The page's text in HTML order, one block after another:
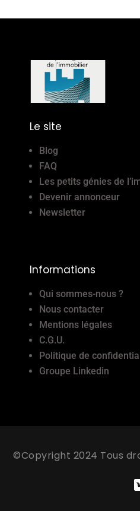
Le site
Blog
FAQ
Les petits génies de
Devenir annonceur
Newsletter
Informations
Qui sommes-nous ?
Nous contacter
Mentions légales
C.G.U.
Politique de
Groupe Linkedin
©Copyright 2024 Tous